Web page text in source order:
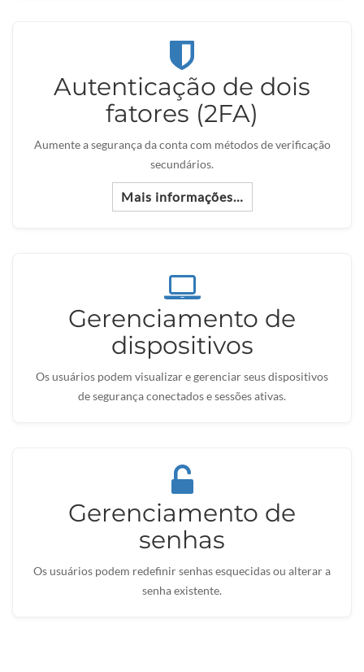
Autenticação de dois
fatores (2FA)
Aumente a segurança da conta com métodos de verificação
secundários.
Mais informações…
Gerenciamento de
dispositivos
Os usuários podem visualizar e gerenciar seus dispositivos
de segurança conectados e sessões ativas.
Gerenciamento de
senhas
Os usuários podem redefinir senhas esquecidas ou alterar a
senha existente.